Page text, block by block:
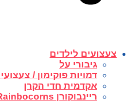
צעצועים לילדים
גיבורי על
דמויות פוקימון / צעצועי POKEMON
אקדמית חדי הקרן
ריינבוקורן Rainbocorns